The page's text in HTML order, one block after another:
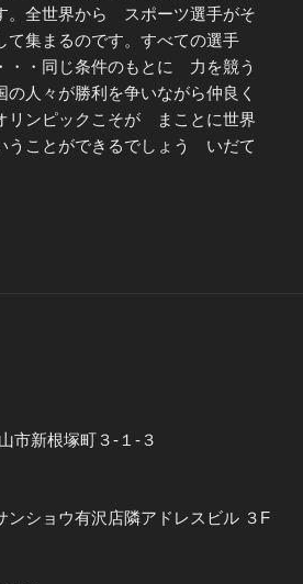
。全世界から スポーツ選手がそ
て集まるのです。すべての選手
・同じ条件のもとに 力を競う
人々が勝利を争いながら仲良く
ンピックこそが まことに世界
うことができるでしょう いだて
市新根塚町３-１-３
ンショウ有沢店隣アドレスビル ３F